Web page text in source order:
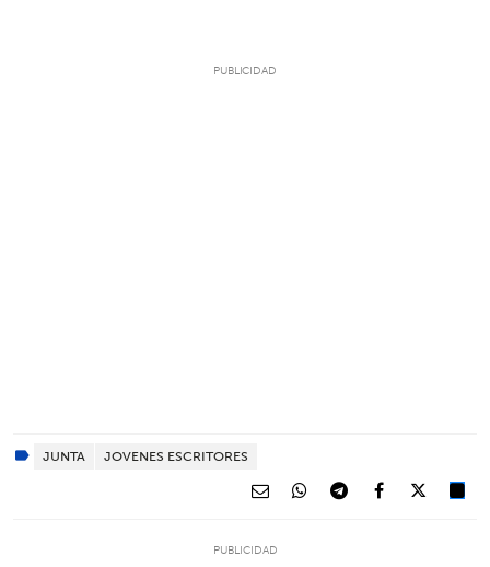
JUNTA JOVENES ESCRITORES